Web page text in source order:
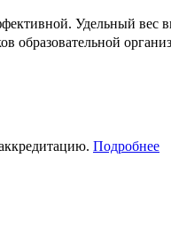
Удельный вес
образовательной
Подробнее